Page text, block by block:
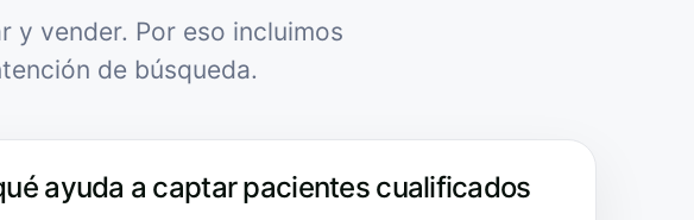
y vender. Por eso incluimos
de búsqueda.
ayuda a captar pacientes cualificados